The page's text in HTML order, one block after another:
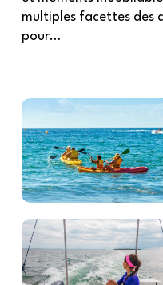
multiples facettes des
pour…